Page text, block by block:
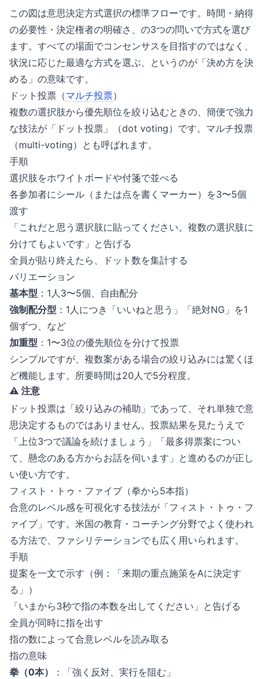
この図は意思決定方式選択の標準フローです。時間・納得
の必要性・決定権者の明確さ、の3つの問いで方式を選び
ます。すべての場面でコンセンサスを目指すのではなく、
状況に応じた最適な方式を選ぶ、というのが「決め方を決
める」の意味です。
ドット投票（マルチ投票）
複数の選択肢から優先順位を絞り込むときの、簡便で強力
な技法が「ドット投票」（dot voting）です。マルチ投票
（multi-voting）とも呼ばれます。
手順
選択肢をホワイトボードや付箋で並べる
各参加者にシール（または点を書くマーカー）を3〜5個
渡す
「これだと思う選択肢に貼ってください。複数の選択肢に
分けてもよいです」と告げる
全員が貼り終えたら、ドット数を集計する
バリエーション
基本型 ：1人3〜5個、自由配分
強制配分型 ：1人につき「いいねと思う」「絶対NG」を1
個ずつ、など
加重型 ：1〜3位の優先順位を分けて投票
シンプルですが、複数案がある場合の絞り込みには驚くほ
ど機能します。所要時間は20人で5分程度。
⚠️ 注意
ドット投票は「絞り込みの補助」であって、それ単独で意
思決定するものではありません。投票結果を見たうえで
「上位3つで議論を続けましょう」「最多得票案につい
て、懸念のある方からお話を伺います」と進めるのが正し
い使い方です。
フィスト・トゥ・ファイブ（拳から5本指）
合意のレベル感を可視化する技法が「フィスト・トゥ・フ
ァイブ」です。米国の教育・コーチング分野でよく使われ
る方法で、ファシリテーションでも広く用いられます。
手順
提案を一文で示す（例：「来期の重点施策をAに決定す
る」）
「いまから3秒で指の本数を出してください」と告げる
全員が同時に指を出す
指の数によって合意レベルを読み取る
指の意味
拳（0本）
：「強く反対、実行を阻む」